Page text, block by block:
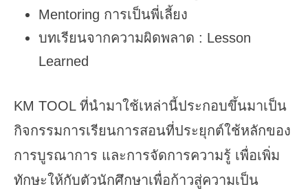
Mentoring การเป็นพี่เลี้ยง
บทเรียนจากความผิดพลาด : Lesson
Learned
KM TOOL ที่นำมาใช้เหล่านี้ประกอบขึ้นมาเป็น
กิจกรรมการเรียนการสอนที่ประยุกต์ใช้หลักของ
การบูรณาการ และการจัดการความรู้ เพื่อเพิ่ม
ทักษะให้กับตัวนักศึกษาเพื่อก้าวสู่ความเป็น